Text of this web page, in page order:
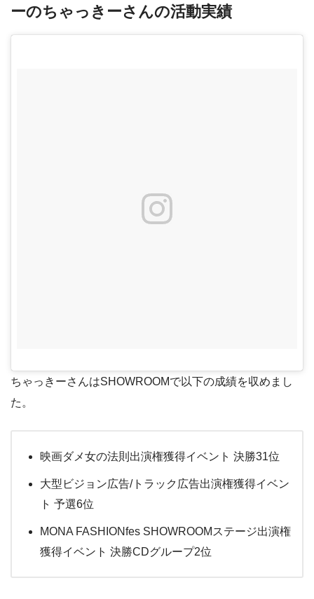
ーのちゃっきーさんの活動実績
ちゃっきーさんはSHOWROOMで以下の成績を収めまし
た。
映画ダメ女の法則出演権獲得イベント 決勝31位
大型ビジョン広告/トラック広告出演権獲得イベン
ト 予選6位
MONA FASHIONfes SHOWROOMステージ出演権
獲得イベント 決勝CDグループ2位